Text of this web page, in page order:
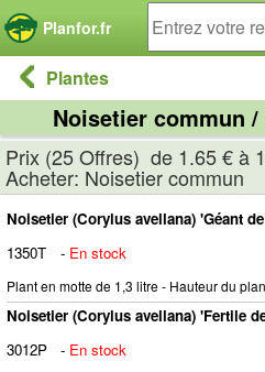
Planfor.fr
Plantes
Noisetier commun
Prix (25 Offres) de 1.65 € à
Acheter: Noisetier commun
Noisetier (Corylus avellana) 'Géant
1350T
- En stock
Plant en motte de 1,3 litre - Hauteur du
Noisetier (Corylus avellana) 'Fertile
3012P
- En stock
Panneau de gestion des cookies